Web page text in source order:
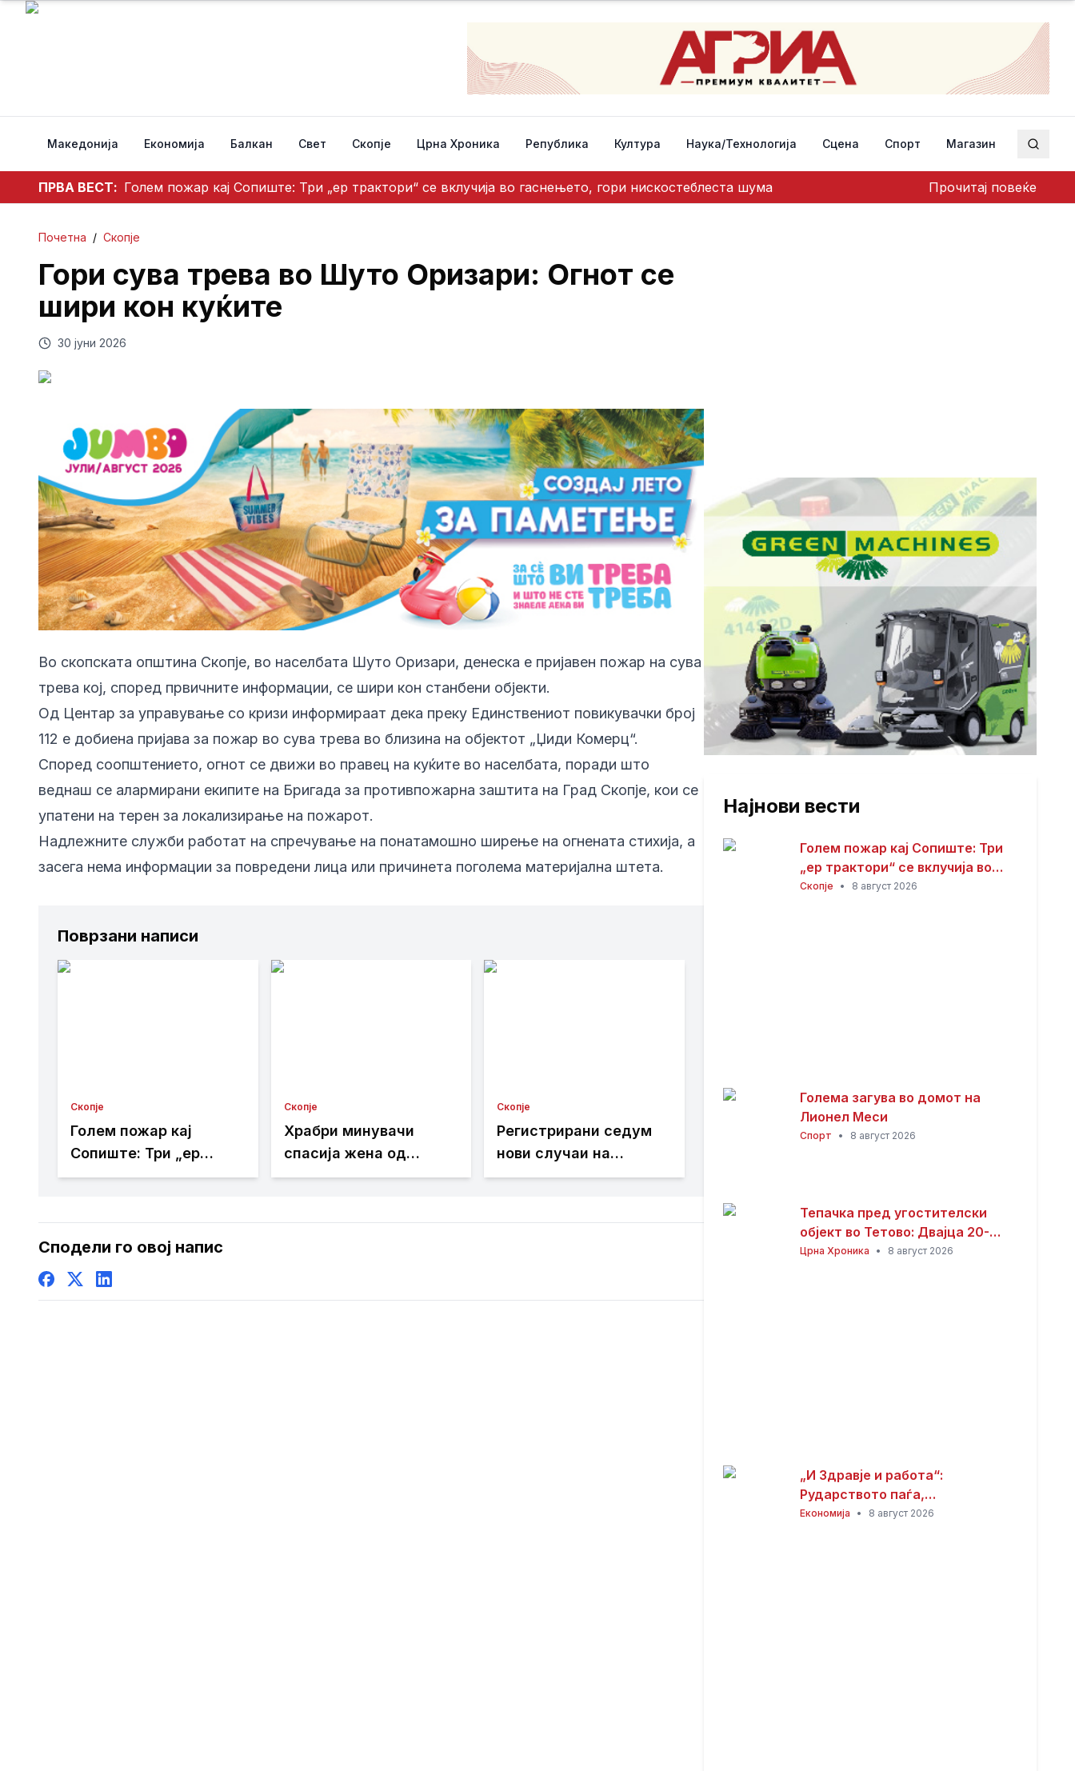
Македонија Економија Балкан Свет Скопје Црна Хроника Република Култура Наука/Технологија Сцена Спорт Магазин
ПРВА ВЕСТ: Голем пожар кај Сопиште: Три „ер трактори“ се вклучија во гаснењето, гори нискостеблеста шума Прочитај повеќе
Почетна / Скопје
Гори сува трева во Шуто Оризари: Огнот се
шири кон куќите
30 јуни 2026
Во скопската општина Скопје, во населбата Шуто Оризари, денеска е пријавен пожар на сува
трева кој, според првичните информации, се шири кон станбени објекти.
Од Центар за управување со кризи информираат дека преку Единствениот повикувачки број
112 е добиена пријава за пожар во сува трева во близина на објектот „Џиди Комерц“.
Според соопштението, огнот се движи во правец на куќите во населбата, поради што
веднаш се алармирани екипите на Бригада за противпожарна заштита на Град Скопје, кои се
упатени на терен за локализирање на пожарот.
Надлежните служби работат на спречување на понатамошно ширење на огнената стихија, а
засега нема информации за повредени лица или причинета поголема материјална штета.
Поврзани написи
Скопје
Голем пожар кај
Сопиште: Три „ер
трактори“ се вклучија
нискостеблеста шума
Скопје
Храбри минувачи
спасија жена од
реката Вардар кај
Скопје
Регистрирани седум
нови случаи на
Западнонилска треска
Сподели го овој напис
Најнови вести
Голем пожар кај Сопиште: Три
„ер трактори“ се вклучија во
гаснењето, гори
Скопје • 8 август 2026
Голема загува во домот на
Лионел Меси
Спорт • 8 август 2026
Тепачка пред угостителски
објект во Тетово: Двајца 20-
годишници избодени со нож,
Црна Хроника • 8 август 2026
„И Здравје и работа“:
Рударството паѓа,
инвестициите стојат –
Економија • 8 август 2026